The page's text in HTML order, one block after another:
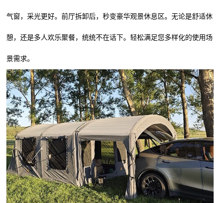
气窗，采光更好。前厅拆卸后，秒变豪华观景休息区。无论是舒适休
憩，还是多人欢乐聚餐，统统不在话下。轻松满足您多样化的使用场
景需求。